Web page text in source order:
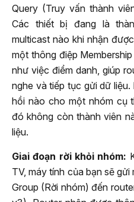
Query (Truy vấn thành
Các thiết bị đang là
multicast nào khi nhận
một thông điệp
như việc điểm danh, giúp
nghe và tiếp tục gửi dữ
hồi nào cho một nhóm cụ
đó không còn thành viên
liệu.
Giai đoạn rời khỏi nhóm:
TV, máy tính của bạn sẽ
Group (Rời nhóm) đến